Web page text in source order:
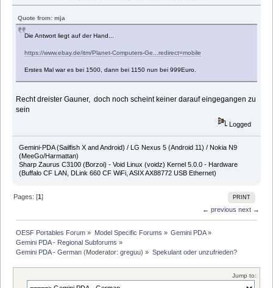
Quote from: mja
Die Antwort liegt auf der Hand...
https://www.ebay.de/itm/Planet-Computers-Ge...redirect=mobile
Erstes Mal war es bei 1500, dann bei 1150 nun bei 999Euro.
Recht dreister Gauner, doch noch scheint keiner darauf eingegangen zu
sein
Logged
Gemini-PDA (Sailfish X and Android) / LG Nexus 5 (Android 11) / Nokia N9
(MeeGo/Harmattan)
Sharp Zaurus C3100 (Borzoi) - Void Linux (voidz) Kernel 5.0.0 - Hardware
(Buffalo CF LAN, DLink 660 CF WiFi, ASIX AX88772 USB Ethernet)
PRINT
Pages: [1]
← previous next →
OESF Portables Forum » Model Specific Forums » Gemini PDA»
Gemini PDA - Regional Subforums »
Gemini PDA - German (Moderator:greguu) » Spekulant oder unzufrieden?
Jump to: